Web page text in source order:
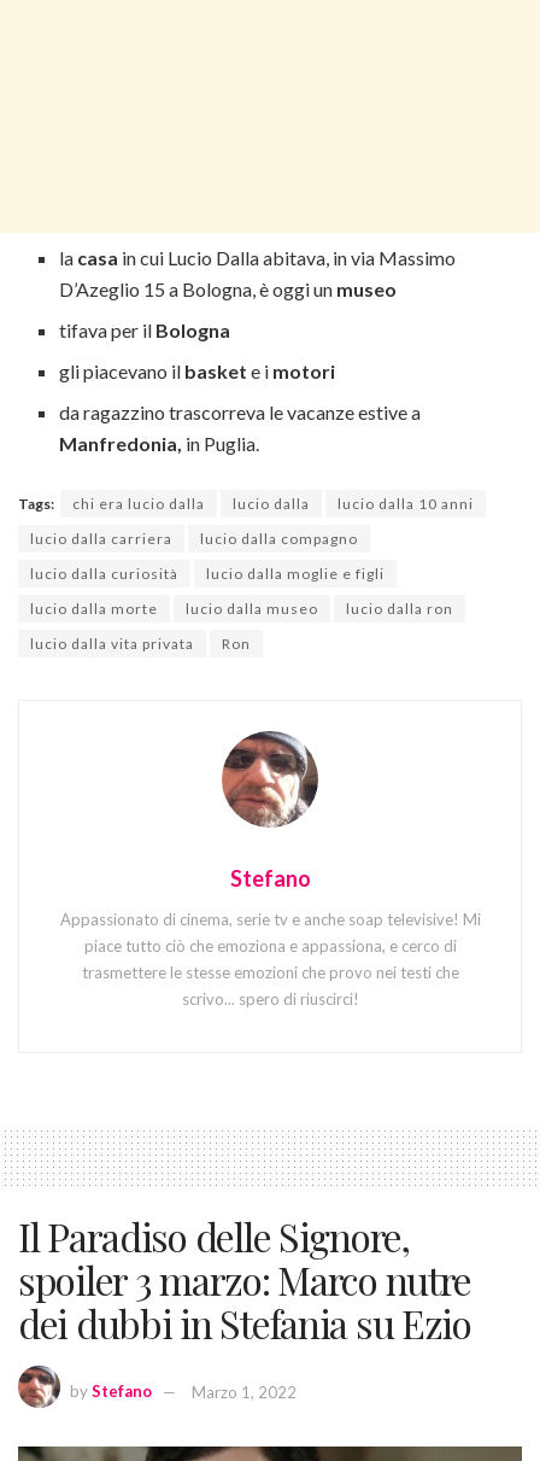
la casa in cui Lucio Dalla abitava, in via Massimo
D’Azeglio 15 a Bologna, è oggi un museo
tifava per il Bologna
gli piacevano il basket e i motori
da ragazzino trascorreva le vacanze estive a
Manfredonia, in Puglia.
Tags: chi era lucio dalla lucio dalla
lucio dalla 10 anni
lucio dalla carriera
lucio dalla compagno
lucio dalla curiosità
lucio dalla moglie e figli
lucio dalla morte
lucio dalla museo
lucio dalla ron
lucio dalla vita privata
Ron
Stefano
Appassionato di cinema, serie tv e anche soap televisive! Mi
piace tutto ciò che emoziona e appassiona, e cerco di
trasmettere le stesse emozioni che provo nei testi che
scrivo... spero di riuscirci!
Il Paradiso delle Signore,
spoiler 3 marzo: Marco nutre
dei dubbi in Stefania su Ezio
byStefano Marzo 1, 2022